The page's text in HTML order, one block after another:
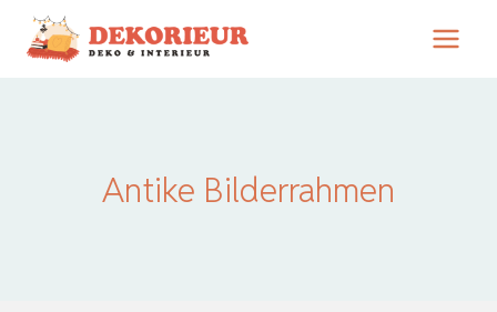
Zum
Inhalt
Antike Bilderrahmen